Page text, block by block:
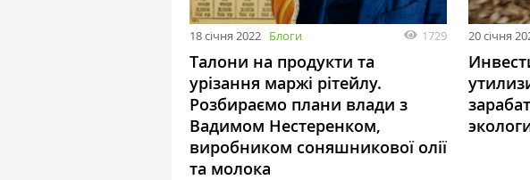
18 січня 2022 Блоги 1729
Талони на продукти та
урізання маржі рітейлу.
Розбираємо плани влади з
Вадимом Нестеренком,
виробником соняшникової олії
та молока
20 січня